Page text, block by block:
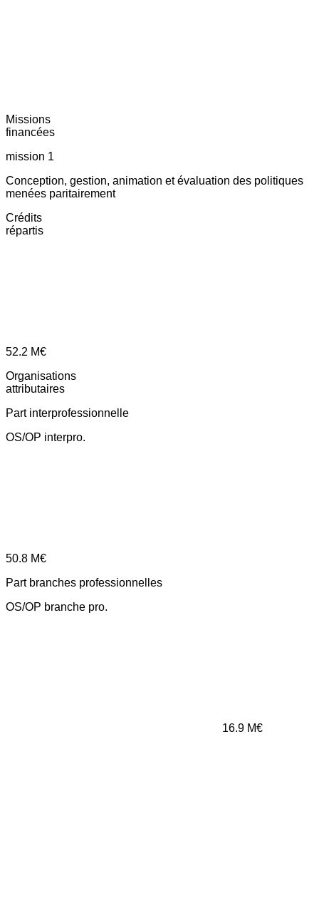
Missions
financées
mission 1
Conception, gestion, animation et évaluation des politiques
menées paritairement
Crédits
répartis
52.2 M€
Organisations
attributaires
Part interprofessionnelle
OS/OP interpro.
50.8 M€
Part branches professionnelles
OS/OP branche pro.
16.9 M€